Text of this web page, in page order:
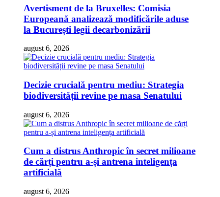
Avertisment de la Bruxelles: Comisia
Europeană analizează modificările aduse
la București legii decarbonizării
august 6, 2026
Decizie crucială pentru mediu: Strategia
biodiversității revine pe masa Senatului
august 6, 2026
Cum a distrus Anthropic în secret milioane
de cărți pentru a-și antrena inteligența
artificială
august 6, 2026